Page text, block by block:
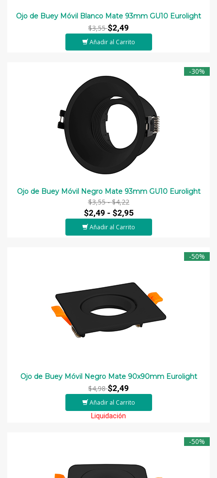
Ojo de Buey Móvil Blanco Mate 93mm GU10 Eurolight
$3,55$2,49
Añadir al Carrito
-30%
Ojo de Buey Móvil Negro Mate 93mm GU10 Eurolight
$3,55 -$4,22
$2,49 - $2,95
Añadir al Carrito
-50%
Ojo de Buey Móvil Negro Mate 90x90mm Eurolight
$4,98$2,49
Añadir al Carrito
Liquidación
-50%